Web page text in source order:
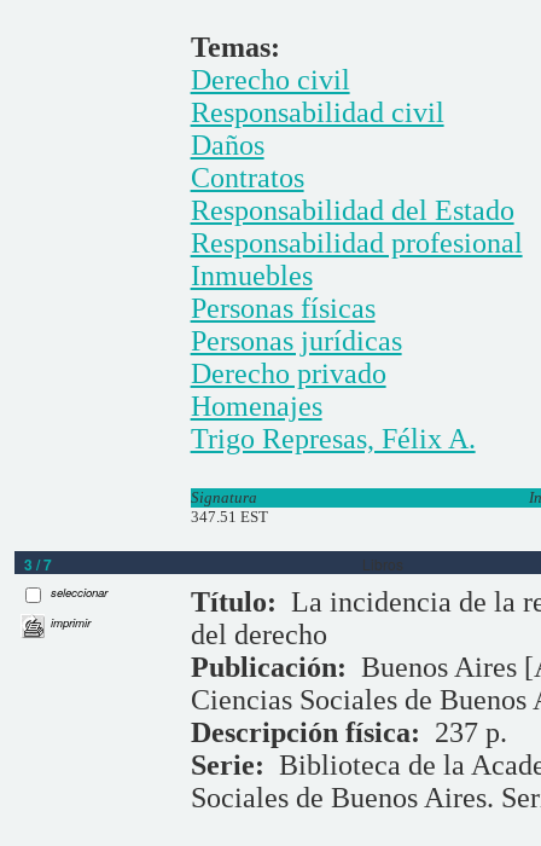
Temas:
Derecho civil
Responsabilidad civil
Daños
Contratos
Responsabilidad del Estado
Responsabilidad profesional
Inmuebles
Personas físicas
Personas jurídicas
Derecho privado
Homenajes
Trigo Represas, Félix A.
Signatura
347.51 EST
3 / 7 Libros
seleccionar
imprimir
Título: La incidencia de la
del derecho
Publicación: Buenos Aires
Ciencias Sociales de Buenos
Descripción física: 237 p.
Serie: Biblioteca de la
Sociales de Buenos Aires.